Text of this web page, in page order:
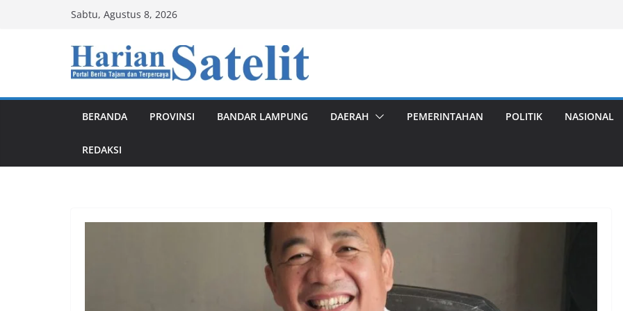
Sabtu, Agustus 8, 2026
BERANDA PROVINSI BANDAR LAMPUNG DAERAH PEMERINTAHAN POLITIK NASIONAL
REDAKSI